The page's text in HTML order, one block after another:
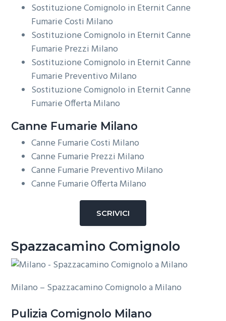
Sostituzione Comignolo in Eternit Canne
Fumarie Costi Milano
Sostituzione Comignolo in Eternit Canne
Fumarie Prezzi Milano
Sostituzione Comignolo in Eternit Canne
Fumarie Preventivo Milano
Sostituzione Comignolo in Eternit Canne
Fumarie Offerta Milano
Canne Fumarie Milano
Canne Fumarie Costi Milano
Canne Fumarie Prezzi Milano
Canne Fumarie Preventivo Milano
Canne Fumarie Offerta Milano
SCRIVICI
Spazzacamino Comignolo
Milano – Spazzacamino Comignolo a Milano
Pulizia Comignolo Milano